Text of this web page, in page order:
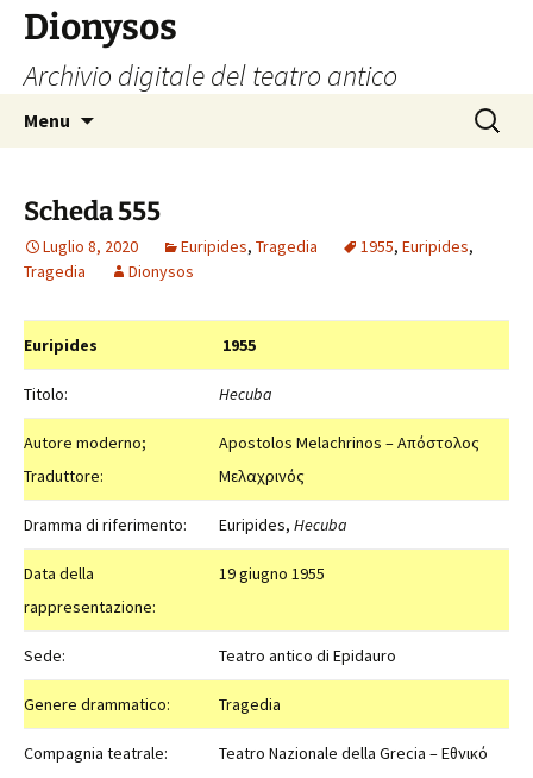
contenuto
Dionysos
Archivio digitale del teatro antico
Menu
Ricerca
per:
Scheda 555
Luglio 8, 2020 Euripides, Tragedia 1955, Euripides,
Tragedia
Dionysos
Euripides 1955
Titolo: Hecuba
Autore moderno;
Traduttore:
Apostolos Melachrinos – Απόστολος
Μελαχρινός
Dramma di riferimento: Euripides, Hecuba
Data della
rappresentazione:
19 giugno 1955
Sede: Teatro antico di Epidauro
Genere drammatico: Tragedia
Compagnia teatrale:
Teatro Nazionale della Grecia – Εθνικό